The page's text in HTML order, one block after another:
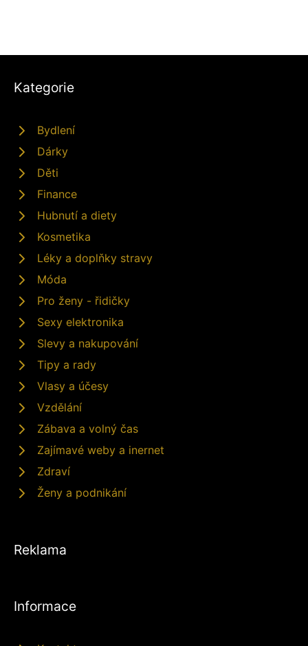
Kategorie
Bydlení
Dárky
Děti
Finance
Hubnutí a diety
Kosmetika
Léky a doplňky stravy
Móda
Pro ženy - řidičky
Sexy elektronika
Slevy a nakupování
Tipy a rady
Vlasy a účesy
Vzdělání
Zábava a volný čas
Zajímavé weby a inernet
Zdraví
Ženy a podnikání
Reklama
Informace